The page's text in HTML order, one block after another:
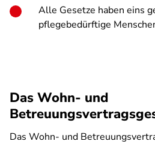
Alle Gesetze haben eins
pflegebedürftige
Das Wohn- und
Das Wohn- und